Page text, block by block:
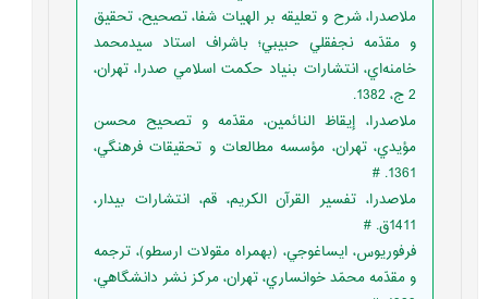
ملاصدرا، شرح و تعليقه بر الهيات شفا، تصحيح، تحقيق
و مقدّمه نجفقلي حبيبي؛ باشراف استاد سيدمحمد
خامنه‌اي، انتشارات بنياد حکمت اسلامي صدرا، تهران،
2 ج، 1382.
ملاصدرا، إيقاظ النائمين، مقدّمه و تصحيح محسن
مؤيدي، تهران، مؤسسه‌ مطالعات و تحقيقات فرهنگي،
1361. #
ملاصدرا، تفسير القرآن الکريم، قم، انتشارات بيدار،
1411ق. #
فرفوريوس، ايساغوجي، (بهمراه مقولات ارسطو)، ترجمه
و مقدّمه محمّد خوانساري، تهران، مرکز نشر دانشگاهي،